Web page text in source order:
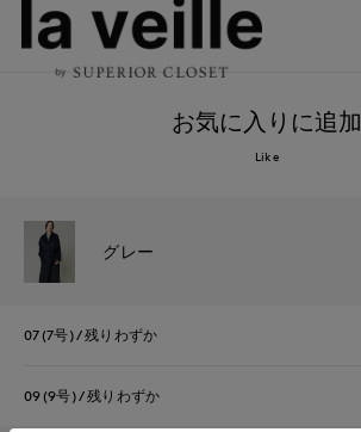
お気に入りに追加
Like
グレー
07(7号) 残りわずか
09(9号) 残りわずか